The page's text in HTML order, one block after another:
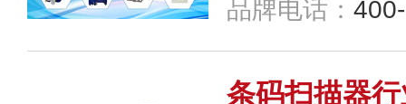
推荐星级：5星